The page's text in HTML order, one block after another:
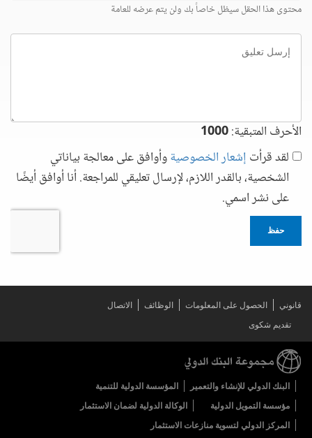
محتوى هذا الحقل سيظل خاصاً بك ولن يتم عرضه للعامة
إرسل
تعليق
الأحرف المتبقية:1000
لقد قرأت إشعار الخصوصيةوأوافق على معالجة بياناتي
الشخصية، بالقدر اللازم، لإرسال تعليقي للمراجعة. أنا أوافق أيضًا
على نشر اسمي.
حفظ
قانوني الحصول على المعلومات الوظائف
الاتصال
تقديم شكوى
البنك الدولي للإنشاء والتعمير
المؤسسة الدولية للتنمية
مؤسسة التمويل الدولية
الوكالة الدولية لضمان الاستثمار
المركز الدولي لتسوية منازعات الاستثمار